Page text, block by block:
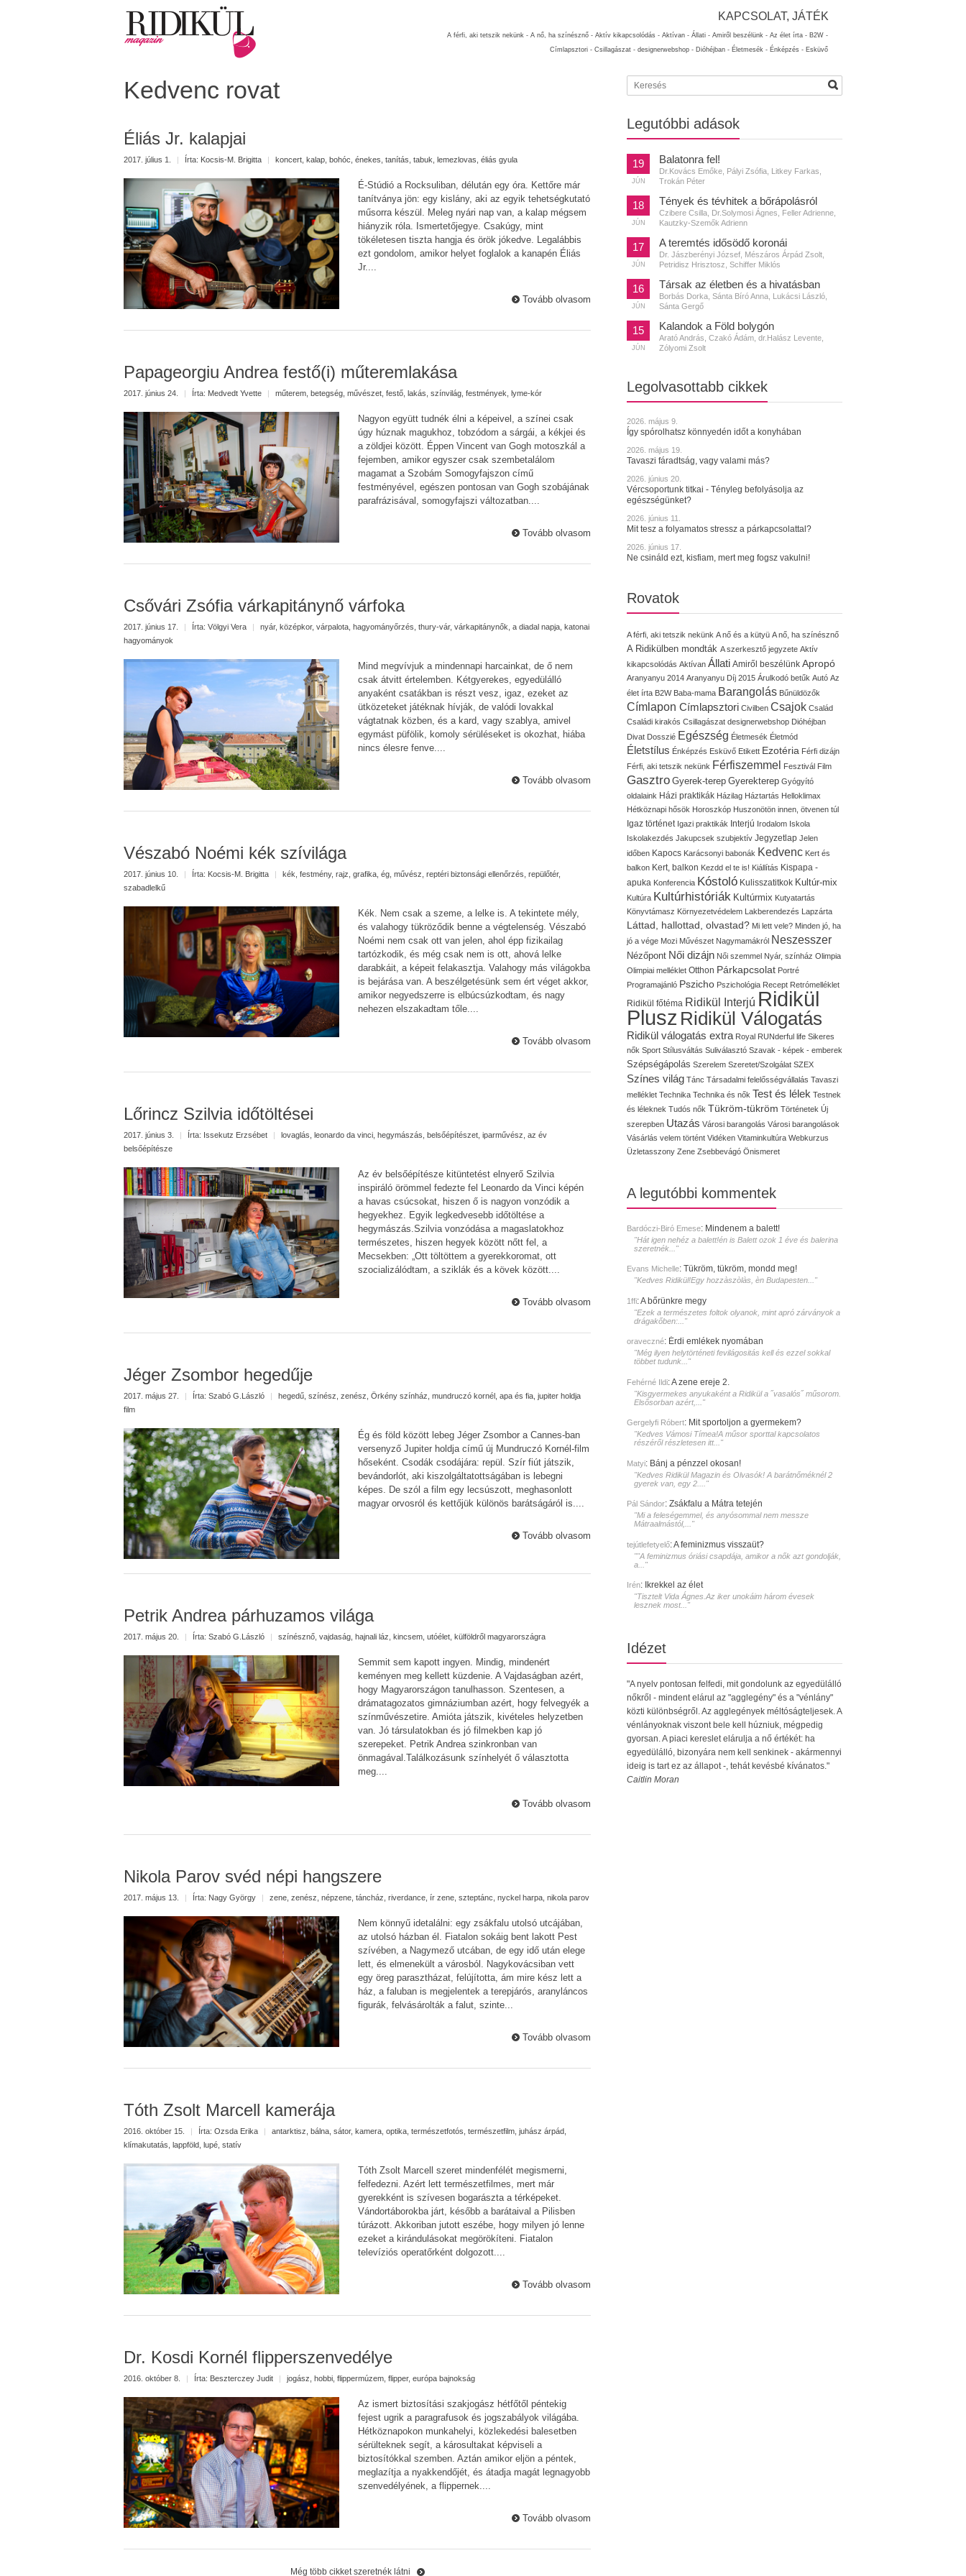
KAPCSOLAT, JÁTÉK
A férfi, aki tetszik nekünk - A nő, ha színésznő - Aktív kikapcsolódás - Aktívan - Állati - Amiről beszélünk - Az élet írta - B2W -
Címlapsztori - Csillagászat - designerwebshop - Dióhéjban - Életmesék - Énképzés - Esküvő
Kedvenc rovat
Éliás Jr. kalapjai
2017. július 1. | Írta: Kocsis-M. Brigitta | koncert kalap bohóc énekes tanítás tabuk lemezlovas éliás gyula
É-Stúdió a Rocksuliban, délután egy óra. Kettőre már
tanítványa jön: egy kislány, aki az egyik tehetségkutató
műsorra készül. Meleg nyári nap van, a kalap mégsem
hiányzik róla. Ismertetőjegye. Csakúgy, mint
tökéletesen tiszta hangja és örök jókedve. Legalábbis
ezt gondolom, amikor helyet foglalok a kanapén Éliás
Jr....
Tovább olvasom
Papageorgiu Andrea festő(i) műteremlakása
2017. június 24. | Írta: Medvedt Yvette | műterem betegség művészet festő lakás színvilág festmények lyme-kór
Nagyon együtt tudnék élni a képeivel, a színei csak
úgy húznak magukhoz, tobzódom a sárgái, a kékjei és
a zöldjei között. Éppen Vincent van Gogh motoszkál a
fejemben, amikor egyszer csak szembetalálom
magamat a Szobám Somogyfajszon című
festményével, egészen pontosan van Gogh szobájának
parafrázisával, somogyfajszi változatban....
Tovább olvasom
Csővári Zsófia várkapitánynő várfoka
2017. június 17. | Írta: Völgyi Vera | nyár, középkor, várpalota hagyományőrzés thury-vár, várkapitánynők a diadal napja katonai
hagyományok
Mind megvívjuk a mindennapi harcainkat, de ő nem
csak átvitt értelemben. Kétgyerekes, egyedülálló
anyaként csatákban is részt vesz, igaz, ezeket az
ütközeteket játéknak hívják, de valódi lovakkal
vágtatnak közben, és a kard, vagy szablya, amivel
egymást püfölik, komoly sérüléseket is okozhat, hiába
nincs élesre fenve....
Tovább olvasom
Vészabó Noémi kék szívilága
2017. június 10. | Írta: Kocsis-M. Brigitta | kék festmény, rajz grafika ég művész reptéri biztonsági ellenőrzés repülőtér,
szabadlelkű
Kék. Nem csak a szeme, a lelke is. A tekintete mély,
és valahogy tükröződik benne a végtelenség. Vészabó
Noémi nem csak ott van jelen, ahol épp fizikailag
tartózkodik, és még csak nem is ott, ahová lelke
darabkáit, a képeit felakasztja. Valahogy más világokba
is bejárása van. A beszélgetésünk sem ért véget akkor,
amikor negyedszerre is elbúcsúzkodtam, és nagy
nehezen elszakadtam tőle....
Tovább olvasom
Lőrincz Szilvia időtöltései
2017. június 3. | Írta: Issekutz Erzsébet | lovaglás leonardo da vinci hegymászás belsőépítészet iparművész az év
belsőépítésze
Az év belsőépítésze kitüntetést elnyerő Szilvia
inspiráló örömmel fedezte fel Leonardo da Vinci képén
a havas csúcsokat, hiszen ő is nagyon vonzódik a
hegyekhez. Egyik legkedvesebb időtöltése a
hegymászás.Szilvia vonzódása a magaslatokhoz
természetes, hiszen hegyek között nőtt fel, a
Mecsekben: „Ott töltöttem a gyerekkoromat, ott
szocializálódtam, a sziklák és a kövek között....
Tovább olvasom
Jéger Zsombor hegedűje
2017. május 27. | Írta: Szabó G.László | hegedű színész zenész Örkény színház mundruczó kornél apa és fia jupiter holdja
film
Ég és föld között lebeg Jéger Zsombor a Cannes-ban
versenyző Jupiter holdja című új Mundruczó Kornél-film
hőseként. Csodák csodájára: repül. Szír fiút játszik,
bevándorlót, aki kiszolgáltatottságában is lebegni
képes. De szól a film egy lecsúszott, meghasonlott
magyar orvosról és kettőjük különös barátságáról is....
Tovább olvasom
Petrik Andrea párhuzamos világa
2017. május 20. | Írta: Szabó G.László | színésznő vajdaság hajnali láz kincsem utóélet külföldről magyarországra
Semmit sem kapott ingyen. Mindig, mindenért
keményen meg kellett küzdenie. A Vajdaságban azért,
hogy Magyarországon tanulhasson. Szentesen, a
drámatagozatos gimnáziumban azért, hogy felvegyék a
színművészetire. Amióta játszik, kivételes helyzetben
van. Jó társulatokban és jó filmekben kap jó
szerepeket. Petrik Andrea szinkronban van
önmagával.Találkozásunk színhelyét ő választotta
meg....
Tovább olvasom
Nikola Parov svéd népi hangszere
2017. május 13. | Írta: Nagy György | zene zenész népzene táncház riverdance ír zene szteptánc nyckel harpa nikola parov
Nem könnyű idetalálni: egy zsákfalu utolsó utcájában,
az utolsó házban él. Fiatalon sokáig bent lakott Pest
szívében, a Nagymező utcában, de egy idő után elege
lett, és elmenekült a városból. Nagykovácsiban vett
egy öreg parasztházat, felújította, ám mire kész lett a
ház, a faluban is megjelentek a terepjárós, aranyláncos
figurák, felvásárolták a falut, szinte...
Tovább olvasom
Tóth Zsolt Marcell kamerája
2016. október 15. | Írta: Ozsda Erika | antarktisz bálna sátor, kamera optika természetfotós természetfilm juhász árpád
klímakutatás lappföld lupé statív
Tóth Zsolt Marcell szeret mindenfélét megismerni,
felfedezni. Azért lett természetfilmes, mert már
gyerekként is szívesen bogarászta a térképeket.
Vándortáborokba járt, később a barátaival a Pilisben
túrázott. Akkoriban jutott eszébe, hogy milyen jó lenne
ezeket a kirándulásokat megörökíteni. Fiatalon
televíziós operatőrként dolgozott....
Tovább olvasom
Dr. Kosdi Kornél flipperszenvedélye
2016. október 8. | Írta: Beszterczey Judit | jogász hobbi flippermúzem flipper, európa bajnokság
Az ismert biztosítási szakjogász hétfőtől péntekig
fejest ugrik a paragrafusok és jogszabályok világába.
Hétköznapokon munkahelyi, közlekedési balesetben
sérülteknek segít, a károsultakat képviseli a
biztosítókkal szemben. Aztán amikor eljön a péntek,
meglazítja a nyakkendőjét, és átadja magát legnagyobb
szenvedélyének, a flippernek....
Tovább olvasom
Még több cikket szeretnék látni
Legutóbbi adások
19
JÚN
Balatonra fel!
Dr.Kovács Emőke, Pályi Zsófia, Litkey Farkas,
Trokán Péter
18
JÚN
Tények és tévhitek a bőrápolásról
Czibere Csilla, Dr.Solymosi Ágnes, Feller Adrienne,
Kautzky-Szemők Adrienn
17
JÚN
A teremtés idősödő koronái
Dr. Jászberényi József, Mészáros Árpád Zsolt,
Petridisz Hrisztosz, Schiffer Miklós
16
JÚN
Társak az életben és a hivatásban
Borbás Dorka, Sánta Bíró Anna, Lukácsi László,
Sánta Gergő
15
JÚN
Kalandok a Föld bolygón
Arató András, Czakó Ádám, dr.Halász Levente,
Zólyomi Zsolt
Legolvasottabb cikkek
2026. május 9.
Így spórolhatsz könnyedén időt a konyhában
2026. május 19.
Tavaszi fáradtság, vagy valami más?
2026. június 20.
Vércsoportunk titkai - Tényleg befolyásolja az
egészségünket?
2026. június 11.
Mit tesz a folyamatos stressz a párkapcsolattal?
2026. június 17.
Ne csináld ezt, kisfiam, mert meg fogsz vakulni!
Rovatok
A férfi, aki tetszik nekünk A nő és a kütyü A nő, ha színésznő
A Ridikülben mondták A szerkesztő jegyzete Aktív
kikapcsolódás Aktívan Állati Amiről beszélünk Apropó
Aranyanyu 2014 Aranyanyu Díj 2015 Árulkodó betűk Autó Az
élet írta B2W Baba-mama Barangolás Bűnüldözők
Címlapon Címlapsztori Civilben Csajok Család
Családi kirakós Csillagászat designerwebshop Dióhéjban
Divat Dosszié Egészség Életmesék Életmód
Életstílus Énképzés Esküvő Etikett Ezotéria Férfi dizájn
Férfi, aki tetszik nekünk Férfiszemmel Fesztivál Film
Gasztro Gyerek-terep Gyerekterep Gyógyító
oldalaink Házi praktikák Házilag Háztartás Helloklimax
Hétköznapi hősök Horoszkóp Huszonötön innen, ötvenen túl
Igaz történet Igazi praktikák Interjú Irodalom Iskola
Iskolakezdés Jakupcsek szubjektív Jegyzetlap Jelen
időben Kapocs Karácsonyi babonák Kedvenc Kert és
balkon Kert, balkon Kezdd el te is! Kiállítás Kispapa -
apuka Konferencia Kóstoló Kulisszatitkok Kultúr-mix
Kultúra Kultúrhistóriák Kultúrmix Kutyatartás
Könyvtámasz Környezetvédelem Lakberendezés Lapzárta
Láttad, hallottad, olvastad? Mi lett vele? Minden jó, ha
jó a vége Mozi Művészet Nagymamákról Neszesszer
Nézőpont Női dizájn Női szemmel Nyár, színház Olimpia
Olimpiai melléklet Otthon Párkapcsolat Portré
Programajánló Pszicho Pszichológia Recept Retrómelléklet
Ridikül főtéma Ridikül Interjú Ridikül
Plusz Ridikül Válogatás
Ridikül válogatás extra Royal RUNderful life Sikeres
nők Sport Stílusváltás Suliválasztó Szavak - képek - emberek
Szépségápolás Szerelem Szeretet/Szolgálat SZEX
Színes világ Tánc Társadalmi felelősségvállalás Tavaszi
melléklet Technika Technika és nők Test és lélek Testnek
és léleknek Tudós nők Tükröm-tükröm Történetek Új
szerepben Utazás Városi barangolás Városi barangolások
Vásárlás velem történt Vidéken Vitaminkultúra Webkurzus
Üzletasszony Zene Zsebbevágó Önismeret
A legutóbbi kommentek
Bardóczi-Biró Emese: Mindenem a balett!
"Hát igen nehéz a balett!én is Balett ozok 1 éve és balerina
szeretnék..."
Evans Michelle: Tükröm, tükröm, mondd meg!
"Kedves Ridikül!Egy hozzàszòlàs, èn Budapesten..."
1ffi:A bőrünkre megy
"Ezek a természetes foltok olyanok, mint apró zárványok a
drágakőben:..."
oraveczné: Érdi emlékek nyomában
"Még ilyen helytörténeti fevilágositás kell és ezzel sokkal
többet tudunk..."
Fehérné Ildi:A zene ereje 2.
"Kisgyermekes anyukaként a Ridikül a ˝vasalós˝ műsorom.
Elsősorban azért,..."
Gergelyfi Róbert: Mit sportoljon a gyermekem?
"Kedves Vámosi Tímea!A műsor sporttal kapcsolatos
részéről részletesen itt..."
Matyi: Bánj a pénzzel okosan!
"Kedves Ridikül Magazin és Olvasók! A barátnőméknél 2
gyerek van, egy 2...."
Pál Sándor: Zsákfalu a Mátra tetején
"Mi a feleségemmel, és anyósommal nem messze
Mátraalmástól,..."
tejútlefetyelő:A feminizmus visszaüt?
""A feminizmus óriási csapdája, amikor a nők azt gondolják,
a..."
Irén: Ikrekkel az élet
"Tisztelt Vida Ágnes.Az iker unokáim három évesek
lesznek most..."
Idézet
"A nyelv pontosan felfedi, mit gondolunk az egyedülálló
nőkről - mindent elárul az "agglegény" és a "vénlány"
közti különbségről. Az agglegények méltóságteljesek. A
vénlányoknak viszont bele kell húzniuk, mégpedig
gyorsan. A piaci kereslet elárulja a nő értékét: ha
egyedülálló, bizonyára nem kell senkinek - akármennyi
ideig is tart ez az állapot -, tehát kevésbé kívánatos."
Caitlin Moran